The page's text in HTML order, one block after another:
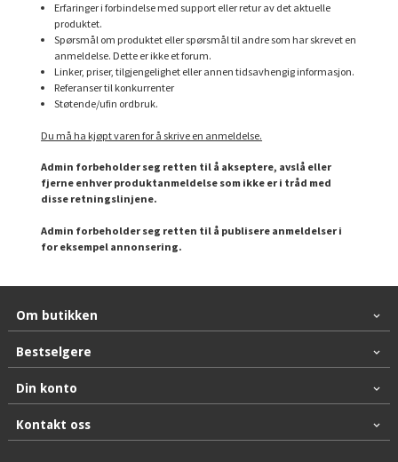
Erfaringer i forbindelse med support eller retur av det aktuelle
produktet.
Spørsmål om produktet eller spørsmål til andre som har skrevet en
anmeldelse. Dette er ikke et forum.
Linker, priser, tilgjengelighet eller annen tidsavhengig informasjon.
Referanser til konkurrenter
Støtende/ufin ordbruk.
Du må ha kjøpt varen for å skrive en anmeldelse.
Admin forbeholder seg retten til å akseptere, avslå eller
fjerne enhver produktanmeldelse som ikke er i tråd med
disse retningslinjene.
Admin forbeholder seg retten til å publisere anmeldelser i
for eksempel annonsering.
Om butikken
Bestselgere
Din konto
Kontakt oss